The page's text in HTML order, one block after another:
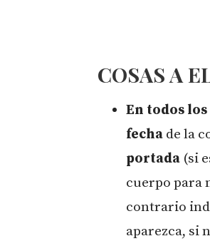
COSAS A
En todos
fecha de la
portada (si
cuerpo para
contrario
aparezca, si